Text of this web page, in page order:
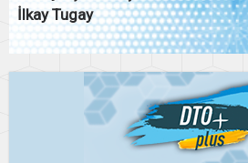
İlkay Tugay